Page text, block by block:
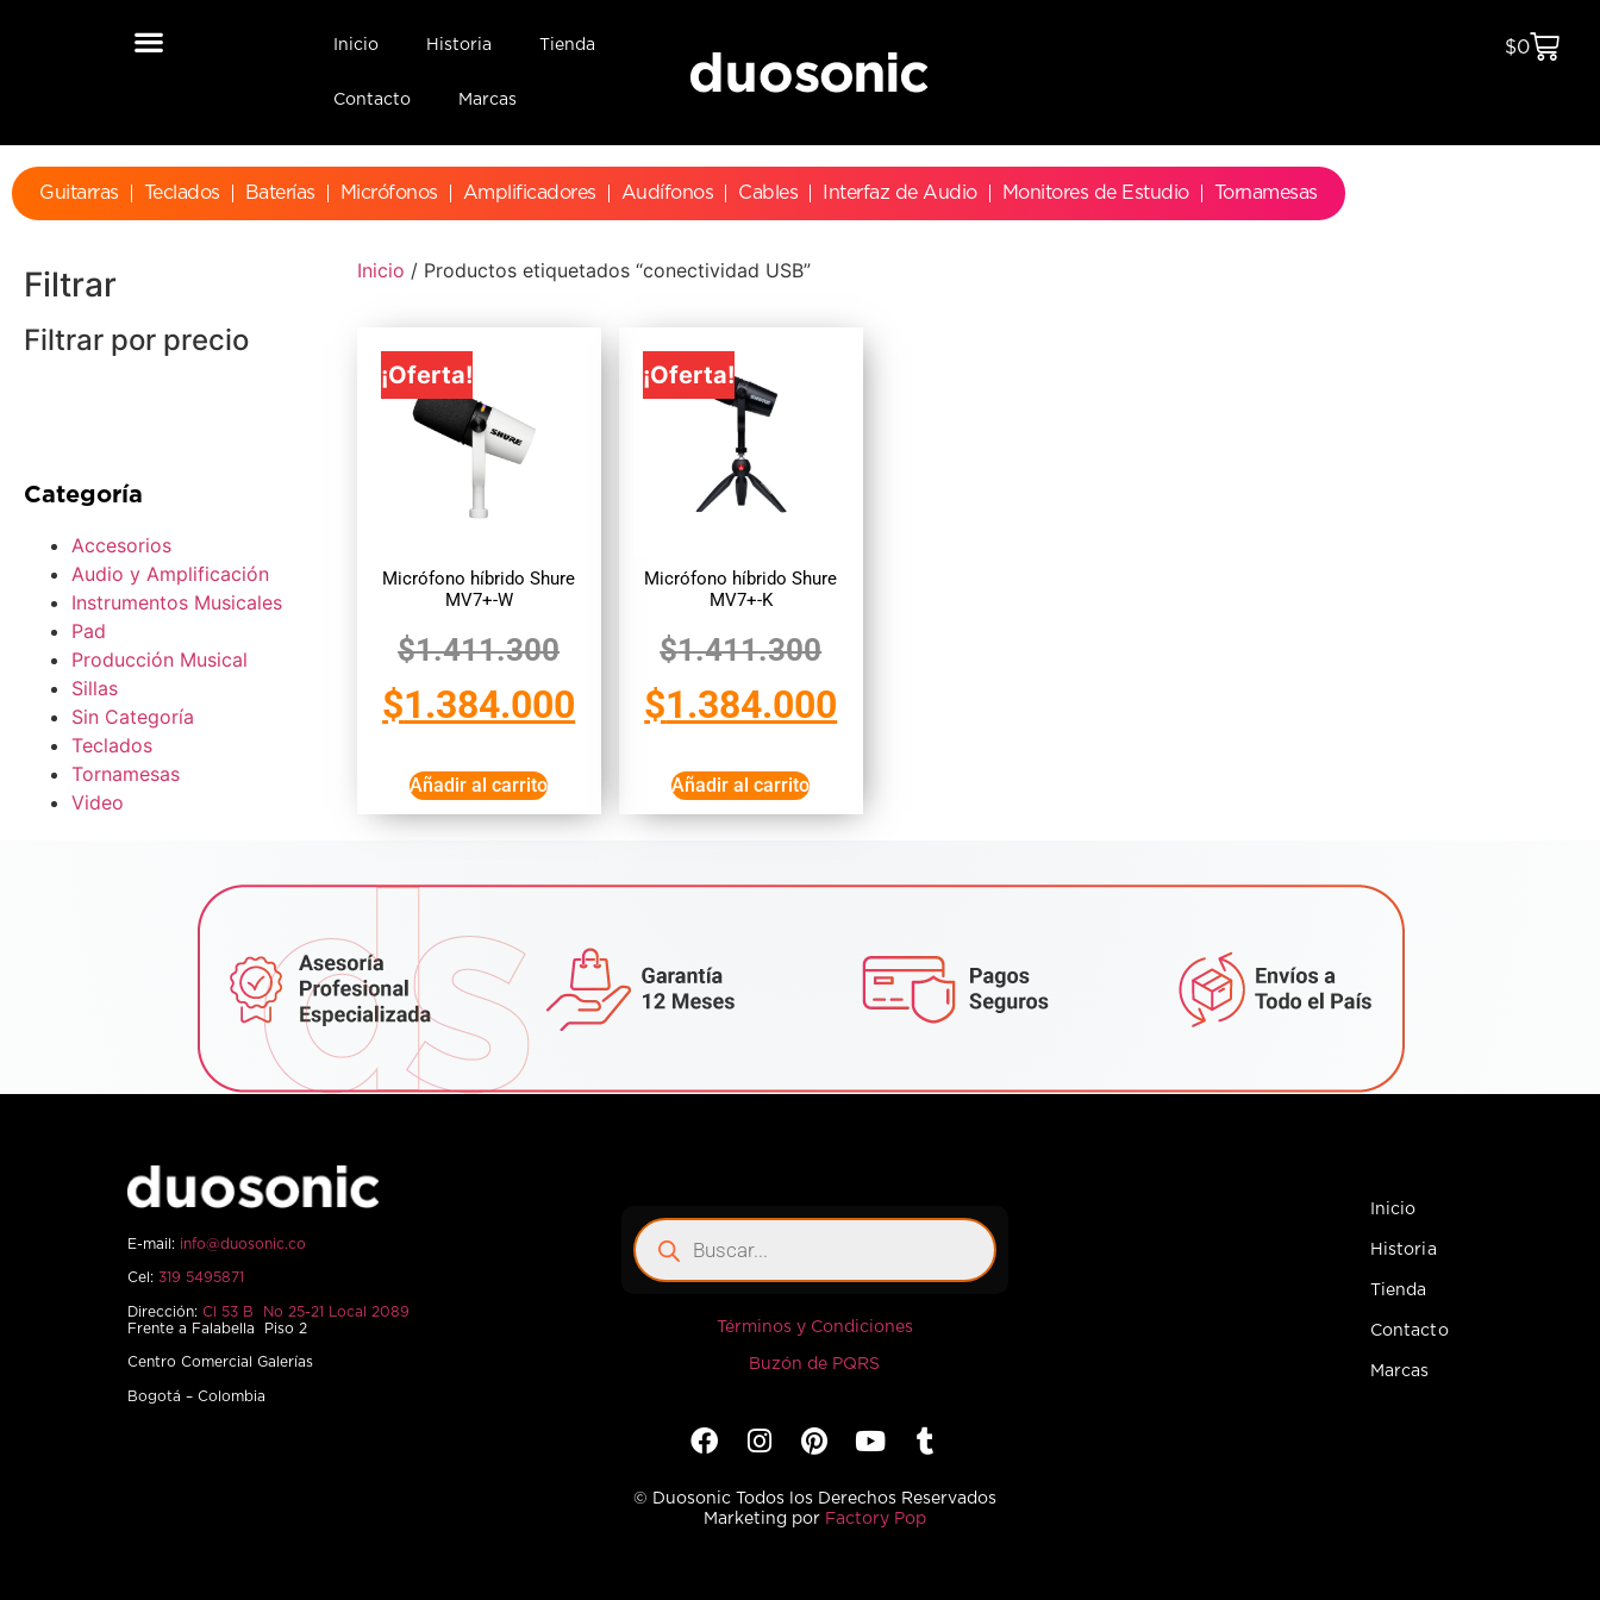
Inicio Historia Tienda
Contacto Marcas
$0
Guitarras Teclados Baterías Micrófonos Amplificadores Audífonos Cables Interfaz de Audio Monitores de Estudio Tornamesas
Filtrar
Filtrar por precio
Categoría
Accesorios
Audio y Amplificación
Instrumentos Musicales
Pad
Producción Musical
Sillas
Sin Categoría
Teclados
Tornamesas
Video
Inicio / Productos etiquetados “conectividad USB”
¡Oferta!
Micrófono híbrido Shure
MV7+-W
$1.411.300
$1.384.000
Añadir al carrito
¡Oferta!
Micrófono híbrido Shure
MV7+-K
$1.411.300
$1.384.000
Añadir al carrito
E-mail: info@duosonic.co
Cel: 319 5495871
Dirección: Cl 53 B No 25-21 Local 2089
Frente a Falabella Piso 2
Centro Comercial Galerías
Bogotá – Colombia
Términos y Condiciones
Buzón de PQRS
© Duosonic Todos los Derechos Reservados
Marketing por Factory Pop
Inicio
Historia
Tienda
Contacto
Marcas